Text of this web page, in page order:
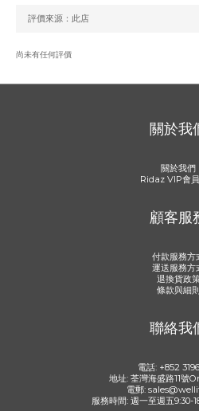
尚未有任何評價
關於我
關於我們
Ridaz VIP會
顧客服
付款服務方
運送服務方
退換貨政
條款與細則
聯絡我
電話: +852
地址: 荃灣海盛路11號
電郵:
服務時間: 週一至週五9:30-